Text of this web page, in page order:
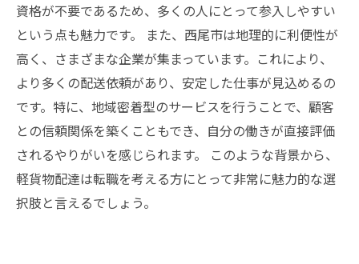
資格が不要であるため、多くの人にとって参入しやすい
という点も魅力です。 また、西尾市は地理的に利便性が
高く、さまざまな企業が集まっています。これにより、
より多くの配送依頼があり、安定した仕事が見込めるの
です。特に、地域密着型のサービスを行うことで、顧客
との信頼関係を築くこともでき、自分の働きが直接評価
されるやりがいを感じられます。 このような背景から、
軽貨物配達は転職を考える方にとって非常に魅力的な選
択肢と言えるでしょう。